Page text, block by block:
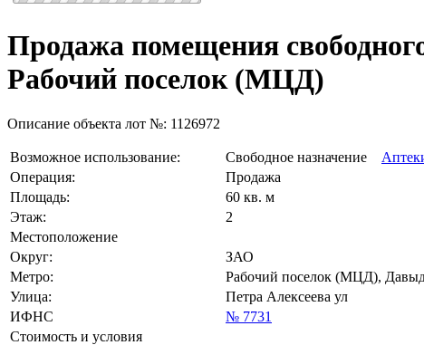
Продажа помещения
Рабочий поселок (МЦД)
Описание объекта лот №: 1126972
Возможное использование: Свободное назначение
Операция:
Продажа
Площадь:
60 кв. м
Этаж:
2
Местоположение
Округ:
ЗАО
Метро:
Рабочий поселок (МЦД),
Улица:
Петра Алексеева ул
ИФНС
№ 7731
Стоимость и условия